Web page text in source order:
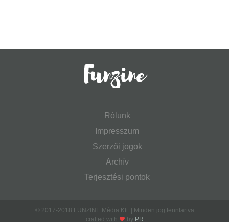
Rólunk
Impresszum
Szerzői jogok
Archív
Terjesztési pontok
© 2017-2018 FUNZINE Média Kft. | Minden jog fenntartva
crafted with
by PR